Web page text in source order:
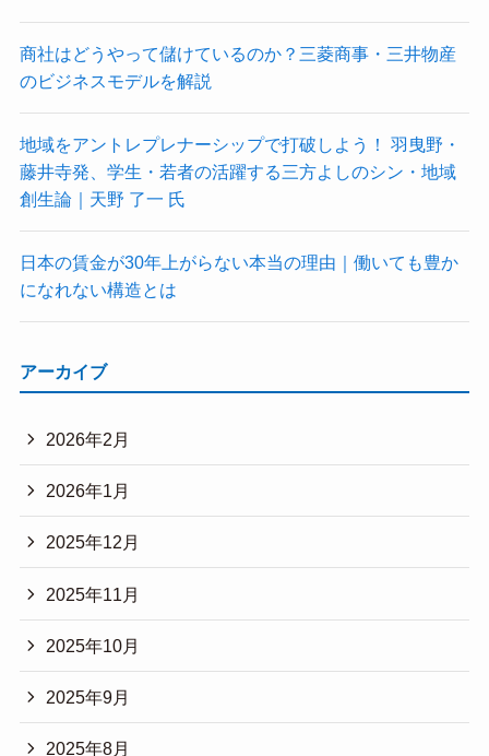
商社はどうやって儲けているのか？三菱商事・三井物産
のビジネスモデルを解説
地域をアントレプレナーシップで打破しよう！ 羽曳野・
藤井寺発、学生・若者の活躍する三方よしのシン・地域
創生論｜天野 了一 氏
日本の賃金が30年上がらない本当の理由｜働いても豊か
になれない構造とは
アーカイブ
2026年2月
2026年1月
2025年12月
2025年11月
2025年10月
2025年9月
2025年8月